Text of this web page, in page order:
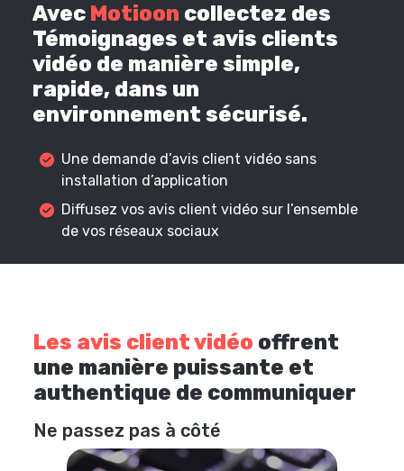
Avec Motioon collectez des
Témoignages et avis clients
vidéo de manière simple,
rapide, dans un
environnement sécurisé.
Une demande d’avis client vidéo sans
installation d’application
Diffusez vos avis client vidéo sur l’ensemble
de vos réseaux sociaux
Les avis client vidéo offrent
une manière puissante et
authentique de communiquer
Ne passez pas à côté